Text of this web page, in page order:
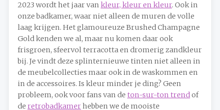
2023 wordt het jaar van kleur, kleur en kleur. Ook in
onze badkamer, waar niet alleen de muren de volle
laag krijgen. Het glamoureuze Brushed Champagne
Gold kenden we al, maar nu komen daar ook
frisgroen, sfeervol terracotta en dromerig zandkleur
bij. Je vindt deze splinternieuwe tinten niet alleen in
de meubelcollecties maar ook in de waskommen en
in de accessoires. Is kleur minder je ding? Geen
probleem, ook voor fans van de ton-sur-ton trendof
de retrobadkamerhebben we de mooiste